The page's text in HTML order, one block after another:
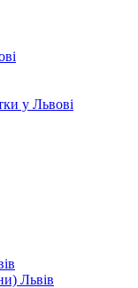
у Львові
Львів